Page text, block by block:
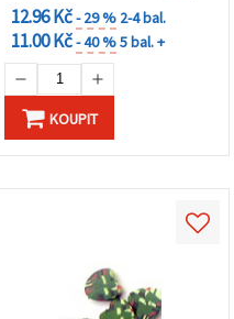
12.96 Kč- 29 % 2-4 bal.
11.00 Kč- 40 %5 bal. +
KOUPIT